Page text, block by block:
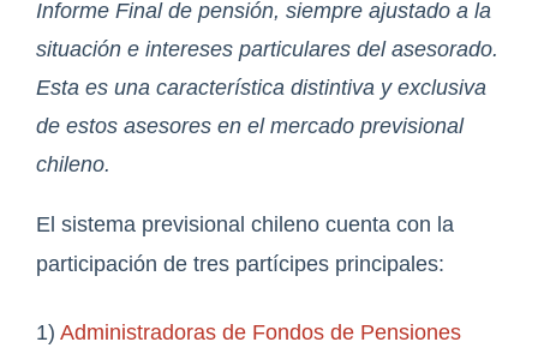
Informe Final de pensión, siempre ajustado a la
situación e intereses particulares del asesorado.
Esta es una característica distintiva y exclusiva
de estos asesores en el mercado previsional
chileno.
El sistema previsional chileno cuenta con la
participación de tres partícipes principales:
1) Administradoras de Fondos de Pensiones